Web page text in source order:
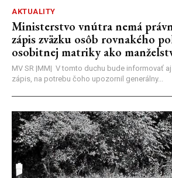
AKTUALITY
Ministerstvo vnútra nemá
zápis zväzku osôb rovnakého
osobitnej matriky ako
MV SR |MM| V tomto duchu bude informovať
zápis, na potrebu čoho upozornil generálny...